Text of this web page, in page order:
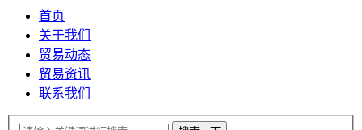
首页
关于我们
贸易动态
贸易资讯
联系我们